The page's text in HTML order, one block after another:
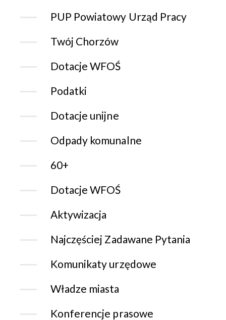
PUP Powiatowy Urząd Pracy
Twój Chorzów
Dotacje WFOŚ
Podatki
Dotacje unijne
Odpady komunalne
60+
Dotacje WFOŚ
Aktywizacja
Najczęściej Zadawane Pytania
Komunikaty urzędowe
Władze miasta
Konferencje prasowe